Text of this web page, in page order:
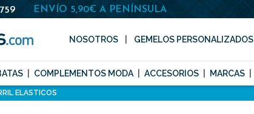
ENVÍO 5,90€ A PENÍNSULA
NOSOTROS GEMELOS PERSONALIZADOS
COMPLEMENTOS MODA ACCESORIOS MARCAS
ELASTICOS